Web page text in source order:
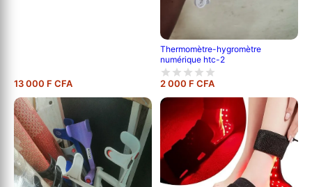
13 000 F CFA
Thermomètre-hygromètre
numérique htc-2
2 000 F CFA